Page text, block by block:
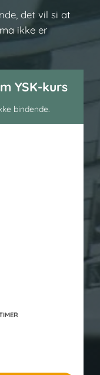
det vil si at
ikke er
YSK-kurs
bindende.